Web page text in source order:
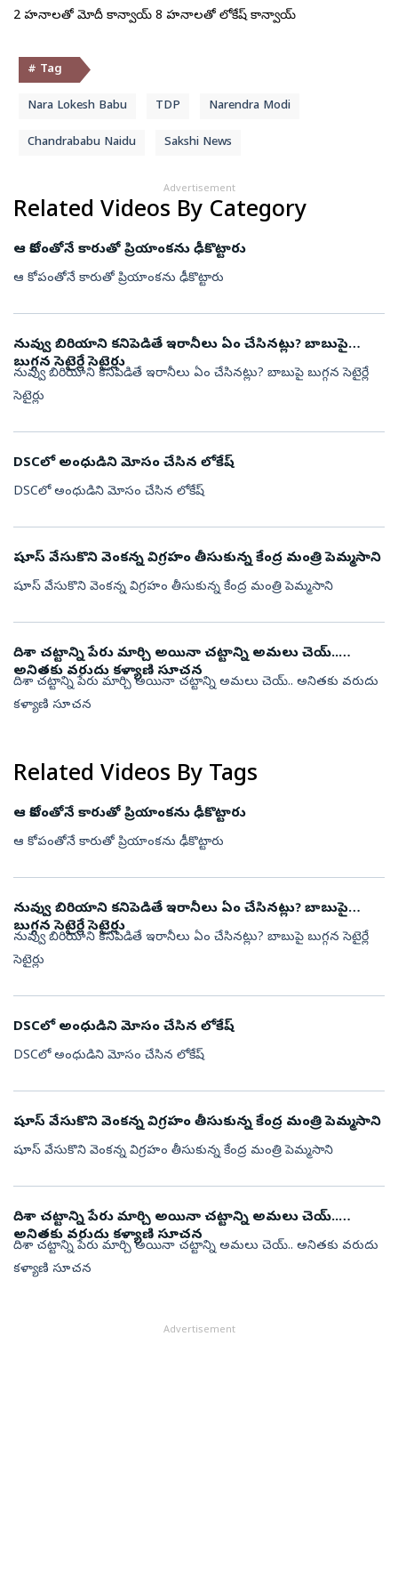
2 వాహనాలతో మోదీ కాన్వాయ్ 8 వాహనాలతో లోకేష్ కాన్వాయ్
# Tag
Nara Lokesh Babu TDP Narendra Modi
Chandrababu Naidu Sakshi News
Advertisement
Related Videos By Category
ఆ కోపంతోనే కారుతో ప్రియాంకను ఢీకొట్టారు
ఆ కోపంతోనే కారుతో ప్రియాంకను ఢీకొట్టారు
నువ్వు బిరియాని కనిపెడితే ఇరానీలు ఏం చేసినట్లు? బాబుపై
బుగ్గన సెటైర్లే సెటైర్లు
నువ్వు బిరియాని కనిపెడితే ఇరానీలు ఏం చేసినట్లు? బాబుపై బుగ్గన సెటైర్లే
సెటైర్లు
DSCలో అంధుడిని మోసం చేసిన లోకేష్
DSCలో అంధుడిని మోసం చేసిన లోకేష్
షూస్ వేసుకొని వెంకన్న విగ్రహం తీసుకున్న కేంద్ర మంత్రి పెమ్మసాని
షూస్ వేసుకొని వెంకన్న విగ్రహం తీసుకున్న కేంద్ర మంత్రి పెమ్మసాని
దిశా చట్టాన్ని పేరు మార్చి అయినా చట్టాన్ని అమలు చెయ్..
అనితకు వరుదు కళ్యాణి సూచన
దిశా చట్టాన్ని పేరు మార్చి అయినా చట్టాన్ని అమలు చెయ్.. అనితకు వరుదు
కళ్యాణి సూచన
Related Videos By Tags
ఆ కోపంతోనే కారుతో ప్రియాంకను ఢీకొట్టారు
ఆ కోపంతోనే కారుతో ప్రియాంకను ఢీకొట్టారు
నువ్వు బిరియాని కనిపెడితే ఇరానీలు ఏం చేసినట్లు? బాబుపై
బుగ్గన సెటైర్లే సెటైర్లు
నువ్వు బిరియాని కనిపెడితే ఇరానీలు ఏం చేసినట్లు? బాబుపై బుగ్గన సెటైర్లే
సెటైర్లు
DSCలో అంధుడిని మోసం చేసిన లోకేష్
DSCలో అంధుడిని మోసం చేసిన లోకేష్
షూస్ వేసుకొని వెంకన్న విగ్రహం తీసుకున్న కేంద్ర మంత్రి పెమ్మసాని
షూస్ వేసుకొని వెంకన్న విగ్రహం తీసుకున్న కేంద్ర మంత్రి పెమ్మసాని
దిశా చట్టాన్ని పేరు మార్చి అయినా చట్టాన్ని అమలు చెయ్..
అనితకు వరుదు కళ్యాణి సూచన
దిశా చట్టాన్ని పేరు మార్చి అయినా చట్టాన్ని అమలు చెయ్.. అనితకు వరుదు
కళ్యాణి సూచన
Advertisement